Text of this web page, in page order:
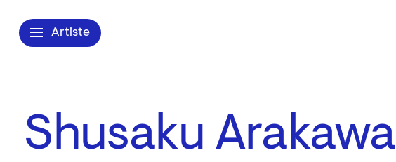
Artiste
Shusaku Arakawa